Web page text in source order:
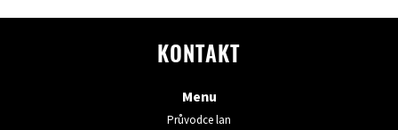
KONTAKT
Menu
Průvodce lan